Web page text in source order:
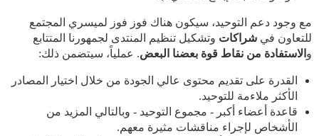
مع وجود دعم التوحيد، سيكون هناك فوز فوز لميسري المجتمع
للتعاون في شراكات وتشكيل تنظيم المنتدى لجمهورنا المتتابع
و الاستفادة من نقاط قوة بعضنا البعض. عملياً، سيتضمن ذلك:
القدرة على تقديم محتوى عالي الجودة من خلال اختيار المصادر
الأكثر ملاءمة للتوحيد.
قاعدة أعضاء أكبر - مجموع التوحيد - وبالتالي المزيد من
الأشخاص لإجراء مناقشات مثيرة معهم.